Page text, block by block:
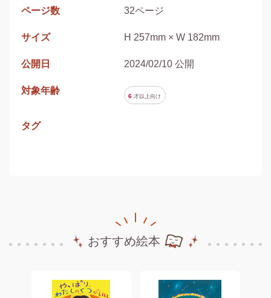
ページ数 32ページ
サイズ H 257mm × W 182mm
公開日 2024/02/10 公開
対象年齢
6 才以上向け
タグ
おすすめ絵本